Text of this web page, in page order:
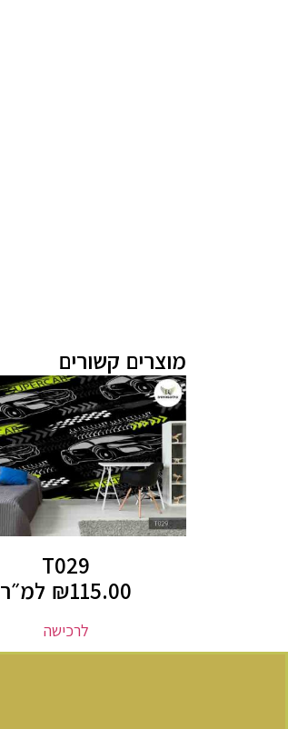
מוצרים קשורים
T029
₪115.00 למ״ר
לרכישה